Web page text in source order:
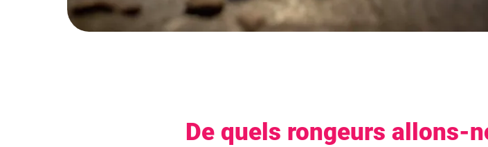
De quels rongeurs allons-